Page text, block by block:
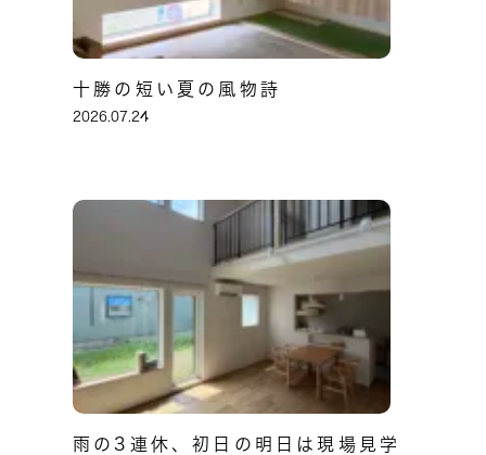
十勝の短い夏の風物詩
2026.07.24
雨の3連休、初日の明日は現場見学